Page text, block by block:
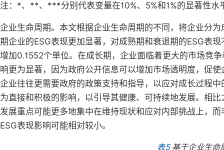
注：*、**、***分别代表变量在10%、5%和1%的显著性水
企业生命周期。本文根据企业生命周期的不同，将企业分
期企业的ESG表现更加显著，对成熟期和衰退期的ESG表
增加0.1552个单位。在成长期，企业面临着更大的市场竞
响更为显著，因为政府公开信息可以增加市场透明度，促
企业往往更需要政府的政策支持和指导，以应对成长过程
为直接和积极的影响，以引导其健康、可持续地发展。相
发展重点可能更多地集中在维持现状和应对内部挑战上，
ESG表现影响可能相对较小。
表5基于企业生命